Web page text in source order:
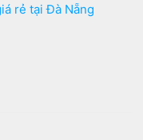
rẻ tại Đà Nẵng